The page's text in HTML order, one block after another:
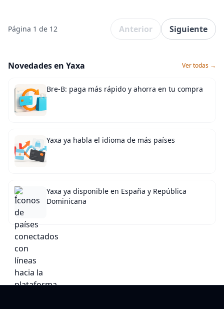
Página 1 de 12 Anterior Siguiente
Novedades en Yaxa Ver todas →
Bre-B: paga más rápido y ahorra en tu compra
Yaxa ya habla el idioma de más países
Yaxa ya disponible en España y República
Dominicana